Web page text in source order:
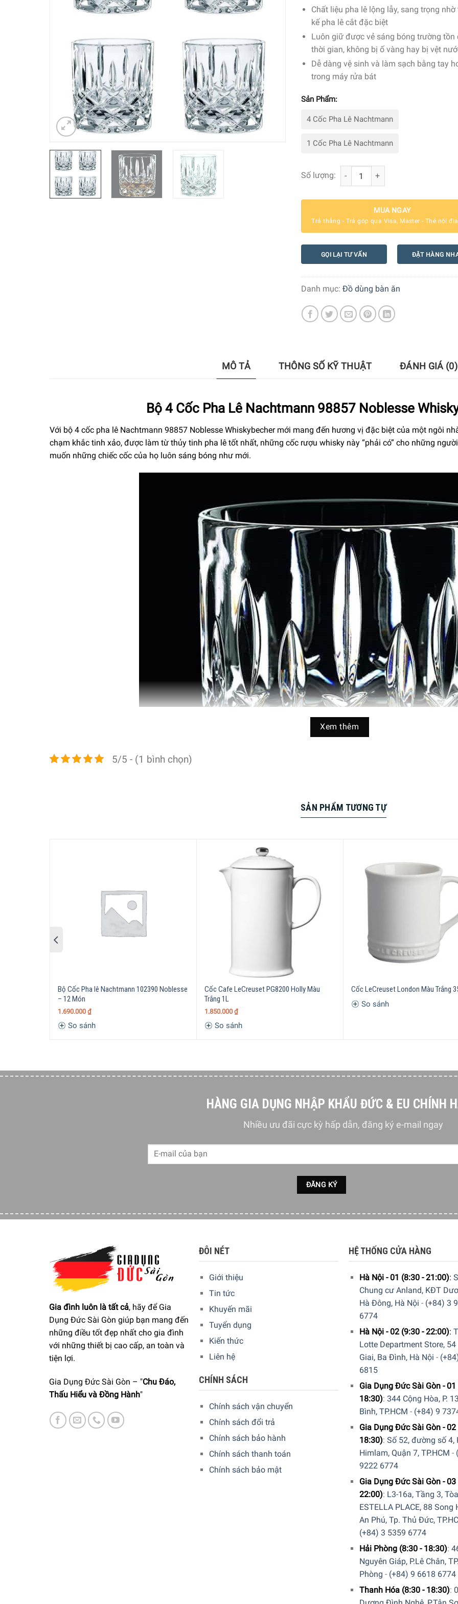
Chất liệu pha lê lộng lẫy, sang trọng nhờ
kế pha lê cắt đặc biệt
Luôn giữ được vẻ sáng bóng trường tồn
thời gian, không bị ố vàng hay bị vệt
Dễ dàng vệ sinh và làm sạch bằng tay
trong máy rửa bát
Sản Phẩm:
4 Cốc Pha Lê Nachtmann
1 Cốc Pha Lê Nachtmann
Số lượng: Bộ 4 Cốc Pha Lê Nachtmann 98857
MUA NGAY
Trả thẳng - Trả góp qua Visa, Master - Thẻ nội
GỌI LẠI TƯ VẤN ĐẶT HÀNG
Danh mục: Đồ dùng bàn ăn
MÔ TẢ THÔNG SỐ KỸ THUẬT ĐÁNH GIÁ (0)
Bộ 4 Cốc Pha Lê Nachtmann 98857 Noblesse
Với bộ 4 cốc pha lê Nachtmann 98857 Noblesse Whiskybecher mới mang đến hương vị đặc biệt của một ngôi
chạm khắc tinh xảo, được làm từ thủy tinh pha lê tốt nhất, những cốc rượu whisky này “phải có” cho những
muốn những chiếc cốc của họ luôn sáng bóng như mới.
Bộ 4 cốc pha lê Nachtmann 98857 Noblesse Whiskybecher giúp bày trí trang nhã cho các loại đồ uống và rượu
nào, lý tưởng cho những buổi tối đặc biệt. Thủy tinh pha lê với thiết kế cắt vượt thời gian, chi tiết giống như một
có đường nét sắc cạnh, khúc xạ ánh sáng rực rỡ
Cốc pha lê Nachtmann 98857 Noblesse Whiskybecher không chỉ thích hợp sử dụng cho gia đình, đồ trang trí
một món quà vô cùng ý nghĩa và sang trọng dành cho những ngày lễ hay mừng tân gia. Không chỉ có vai trò
giúp không gian gia đình bạn thêm ấm cúng và sang trọng.
Tạo sự ấn tượng đến các giác quan: mở ra hương thơm tinh thần ngất ngây và thưởng thức cocktail tuyệt vời,
cách đa dạng, phù hợp hoàn hảo với 4 loại rượu whisky cổ điển. Được thiết kế và sản xuất tại Đức: an toàn
sau nhiều lần rửa, hạn chế vỡ nhờ tay nghề chất lượng cao với các thành phần tinh khiết nhất và nguyên liệu thô
Xem thêm
5/5 - (1 bình chọn)
SẢN PHẨM TƯƠNG TỰ
Bộ Cốc Pha lê Nachtmann 102390 Noblesse
– 12 Món
1.690.000 ₫
So sánh
Cốc Cafe LeCreuset PG8200 Holly Màu
Trắng 1L
1.850.000 ₫
So sánh
Cốc LeCreuset London Màu Trắng
So sánh
HÀNG GIA DỤNG NHẬP KHẨU ĐỨC & EU CHÍNH
Nhiều ưu đãi cực kỳ hấp dẫn, đăng ký e-mail ngay
Gia đình luôn là tất cả, hãy để Gia
Dụng Đức Sài Gòn giúp bạn mang đến
những điều tốt đẹp nhất cho gia đình
với những thiết bị cao cấp, an toàn và
tiện lợi.
Gia Dụng Đức Sài Gòn – "Chu Đáo,
Thấu Hiểu và Đồng Hành"
ĐÔI NÉT
Giới thiệu
Tin tức
Khuyến mãi
Tuyển dụng
Kiến thức
Liên hệ
CHÍNH SÁCH
Chính sách vận chuyển
Chính sách đổi trả
Chính sách bảo hành
Chính sách thanh toán
Chính sách bảo mật
HỆ THỐNG CỬA HÀNG
Hà Nội - 01 (8:30 - 21:00):
Chung cư Anland, KĐT
Hà Đông, Hà Nội - (+84) 3
6774
Hà Nội - 02 (9:30 - 22:00):
Lotte Department Store, 54
Giai, Ba Đình, Hà Nội -
6815
Gia Dụng Đức Sài Gòn - 01
18:30): 344 Cộng Hòa, P.
Bình, TP.HCM - (+84) 9
Gia Dụng Đức Sài Gòn - 02
18:30): Số 52, đường số 4,
Himlam, Quận 7, TP.HCM -
9222 6774
Gia Dụng Đức Sài Gòn - 03
22:00): L3-16a, Tầng 3,
ESTELLA PLACE, 88 Song
An Phú, Tp. Thủ Đức,
(+84) 3 5359 6774
Hải Phòng (8:30 - 18:30):
Nguyên Giáp, P.Lê Chân,
Phòng - (+84) 9 6618 6774
Thanh Hóa (8:30 - 18:30):